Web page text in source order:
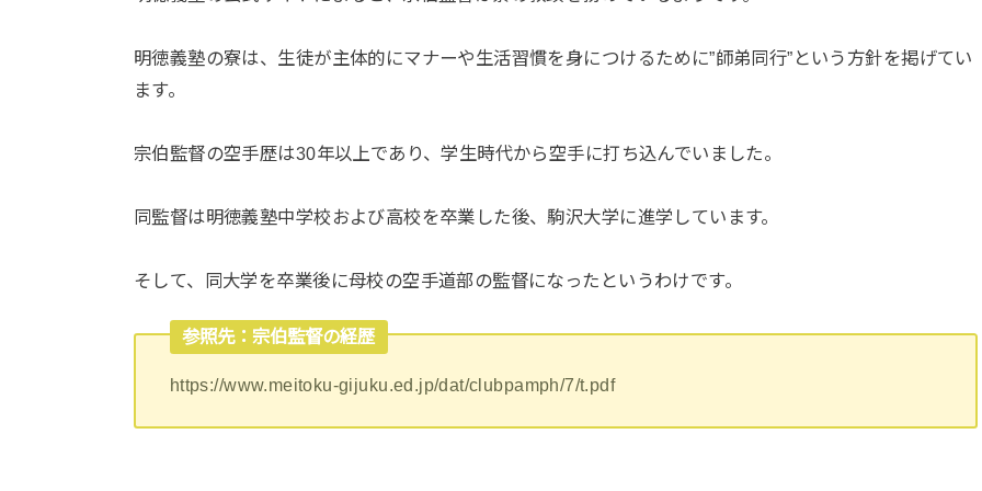
明徳義塾の寮は、生徒が主体的にマナーや生活習慣を身につけるために”師弟同行”という方針を掲げてい
ます。
宗伯監督の空手歴は30年以上であり、学生時代から空手に打ち込んでいました。
同監督は明徳義塾中学校および高校を卒業した後、駒沢大学に進学しています。
そして、同大学を卒業後に母校の空手道部の監督になったというわけです。
参照先：宗伯監督の経歴
https://www.meitoku-gijuku.ed.jp/dat/clubpamph/7/t.pdf